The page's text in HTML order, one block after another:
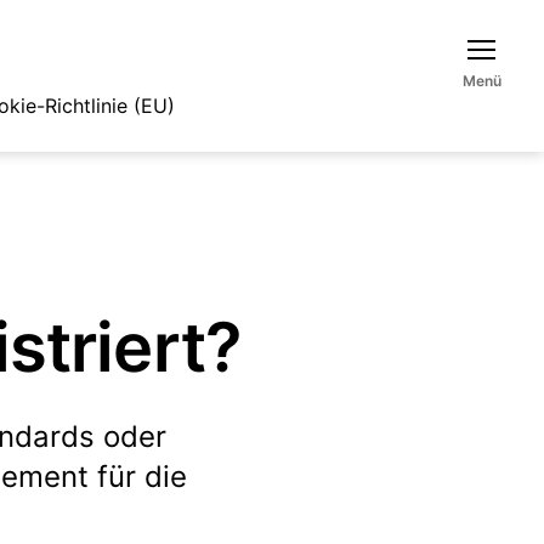
Richtlinie (EU)
Menü
oder
für die